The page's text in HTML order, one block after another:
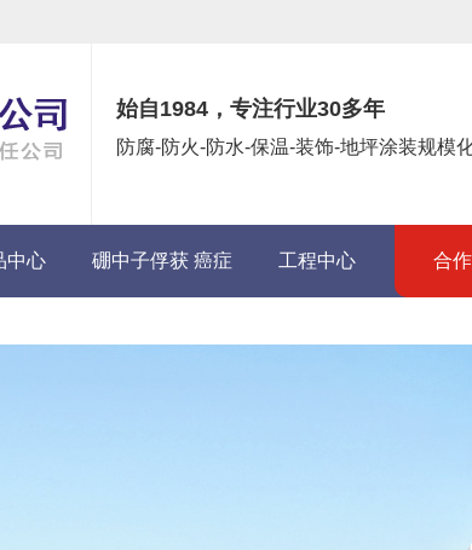
始自1984，专注行业30多年
防腐-防火-防水-保温-装饰-地坪涂装规模
中心 硼中子俘获 癌症 工程中心 合